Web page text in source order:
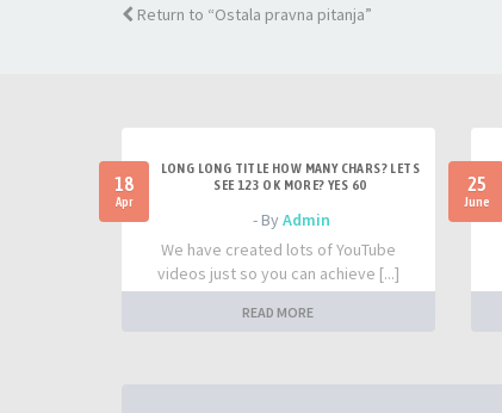
Return to “Ostala pravna pitanja”
18
Apr
LONG LONG TITLE HOW MANY CHARS? LETS
SEE 123 OK MORE? YES 60
- ByAdmin
We have created lots of YouTube
videos just so you can achieve [...]
READ MORE
25
June